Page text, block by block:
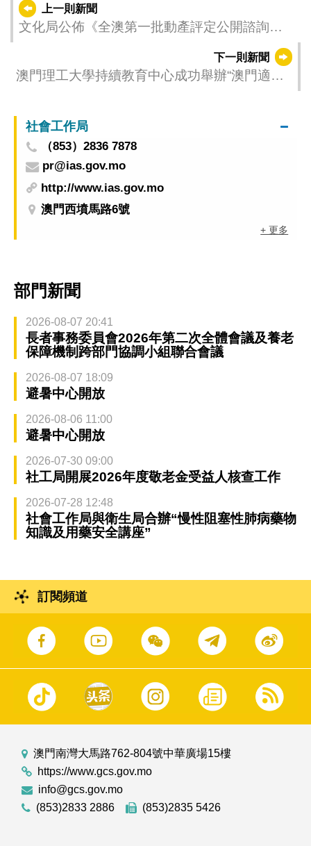
上一則新聞
文化局公佈《全澳第一批動產評定公開諮詢意
下一則新聞
澳門理工大學持續教育中心成功舉辦“澳門適航
社會工作局
（853）2836 7878
pr@ias.gov.mo
http://www.ias.gov.mo
澳門西墳馬路6號
+ 更多
部門新聞
2026-08-07 20:41
長者事務委員會2026年第二次全體會議及養老
保障機制跨部門協調小組聯合會議
2026-08-07 18:09
避暑中心開放
2026-08-06 11:00
避暑中心開放
2026-07-30 09:00
社工局開展2026年度敬老金受益人核查工作
2026-07-28 12:48
社會工作局與衛生局合辦“慢性阻塞性肺病藥物
知識及用藥安全講座”
訂閱頻道
澳門南灣大馬路762-804號中華廣場15樓
https://www.gcs.gov.mo
info@gcs.gov.mo
(853)2833 2886
(853)2835 5426